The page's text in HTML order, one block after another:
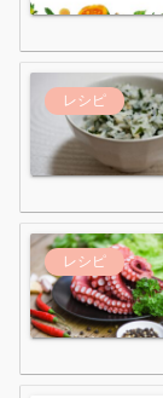
レシピ
レシピ